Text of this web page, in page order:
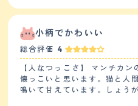
りしつけは必要ありませんでした トイレは2日程度で覚えてくれましたし、 来たときから我が家でくつろいでいました 猫なので基本的には散歩
ても滑らかです シャンプーの頻度は1週間に1回程度です その変わりブラッシングをこまめにしております 抜け毛は換毛期になると結構溜まります ブラッシングす
るだけで絡みつく毛が2、3本あります カットは正直なところしておりません 幸いうちの子は大きな病気もなく健康に過ごしてお
になるときが ときどきあります。 慢性的なものではないので安心ですが たまにかかりつけの獣医さんにはお世話になってます 【鳴き声】 細くもなく太くもない ち
ょうどいい感じの女の子らしい鳴き声です もう成猫なので子猫のようにしょっちゅうは鳴きません 必要な時だけ鳴
ることを覚えたのか、わたしが 言う事を理解しているようです 【総評】 うちの子はマンチカンです マンチカンの良いところは賢くて甘えん坊なところで
が出かけようとすると出かけないでと言わんばかり
小柄でかわいい
総合評価 4
【人なつっこさ】 マンチカ
懐っこいと思います。猫と人
鳴いて甘えています。しょう